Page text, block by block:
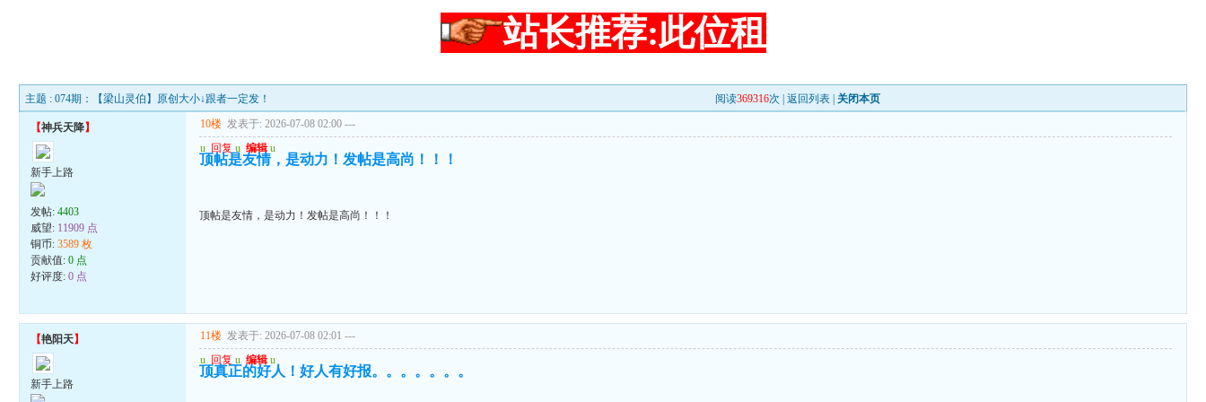
站长推荐:此位租
主题 : 074期：【梁山灵伯】原创大小↓跟者一定发！ 阅读369316次 |返回列表 关闭本页
【神兵天降】
新手上路
发帖:4403
威望: 11909 点
铜币:3589 枚
贡献值:0 点
好评度:0 点
10楼 发表于: 2026-07-08 02:00 ---
u 回复 u 编辑 u
顶帖是友情，是动力！发帖是高尚！！！
顶帖是友情，是动力！发帖是高尚！！！
【艳阳天】
新手上路
11楼 发表于: 2026-07-08 02:01 ---
u 回复 u 编辑 u
顶真正的好人！好人有好报。。。。。。。